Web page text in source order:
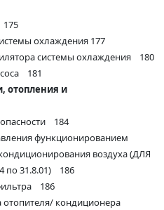
175
охлаждения 177
системы охлаждения 180
181
отопления и
184
функционированием
воздуха (ДЛЯ
по 31.8.01) 186
186
отопителя/ кондиционера